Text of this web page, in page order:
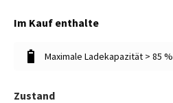
Im Kauf enthalte
Maximale Ladekapazität > 85 %
Zustand